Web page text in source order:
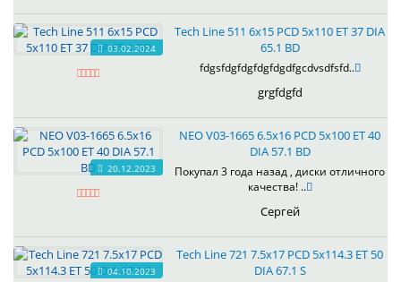
03.02.2024
Tech Line 511 6x15 PCD 5x110 ET 37 DIA
65.1 BD
fdgsfdgfdgfdgfdgdfgcdvsdfsfd..
grgfdgfd
20.12.2023
NEO V03-1665 6.5x16 PCD 5x100 ET 40
DIA 57.1 BD
Покупал 3 года назад , диски отличного
качества! ..
Сергей
04.10.2023
Tech Line 721 7.5x17 PCD 5x114.3 ET 50
DIA 67.1 S